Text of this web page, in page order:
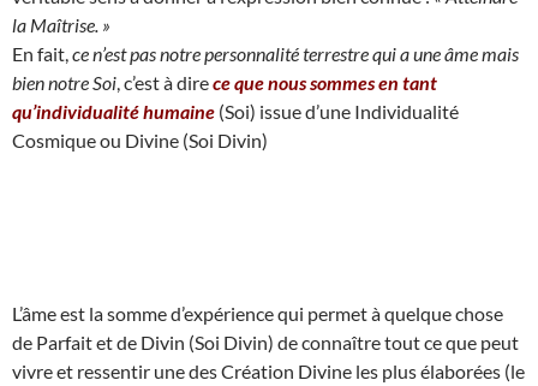
la Maîtrise. »
En fait, ce n’est pas notre personnalité terrestre qui a une âme mais
bien notre Soi , c’est à direce que nous sommes en tant
qu’individualité humaine (Soi) issue d’une Individualité
Cosmique ou Divine (Soi Divin)
L’âme est la somme d’expérience qui permet à quelque chose
de Parfait et de Divin (Soi Divin) de connaître tout ce que peut
vivre et ressentir une des Création Divine les plus élaborées (le